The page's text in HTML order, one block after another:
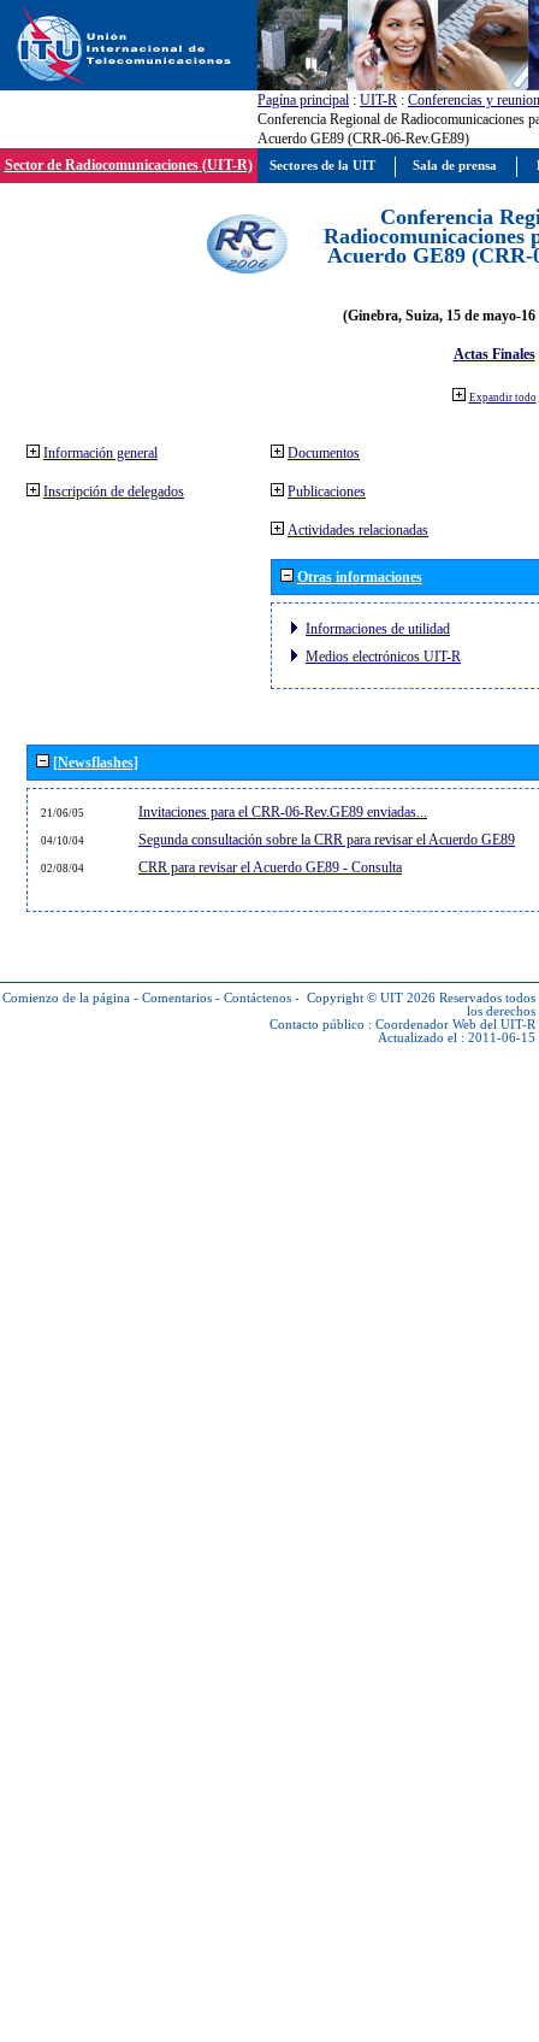
Pagína principal : UIT-R : Conferencias y
Conferencia Regional de Radiocomunicaciones
Acuerdo GE89 (CRR-06-Rev.GE89)
Sector de Radiocomunicaciones (UIT-R)
Conferencia
Radiocomunicaciones
Acuerdo GE89 (CRR-
(Ginebra, Suiza, 15 de mayo-
Actas Finales
Expandir todo
Información general
Inscripción de delegados
Documentos
Publicaciones
Actividades relacionadas
Otras informaciones
Informaciones de utilidad
Medios electrónicos UIT-R
[Newsflashes]
21/06/05 Invitaciones para el CRR-06-Rev.GE89 enviadas...
04/10/04 Segunda consultación sobre la CRR para revisar el Acuerdo GE89
02/08/04 CRR para revisar el Acuerdo GE89 - Consulta
Comienzo de la página - Comentarios - Contáctenos - Copyright © UIT 2026 Reservados todos
los derechos
Contacto público : Coordenador Web del UIT-R
Actualizado el : 2011-06-15
Sectores de la UIT Sala de prensa